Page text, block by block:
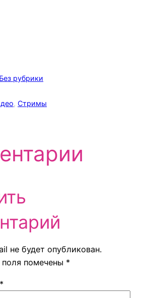
Без рубрики
, Стримы
не будет опубликован.
помечены *
*